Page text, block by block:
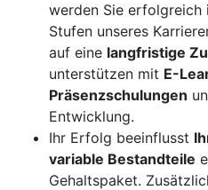
werden Sie erfolgreich
Stufen unseres
auf eine langfristige
unterstützen mit E-
Präsenzschulungen
Entwicklung.
Ihr Erfolg beeinflusst
variable Bestandteile
Gehaltspaket.